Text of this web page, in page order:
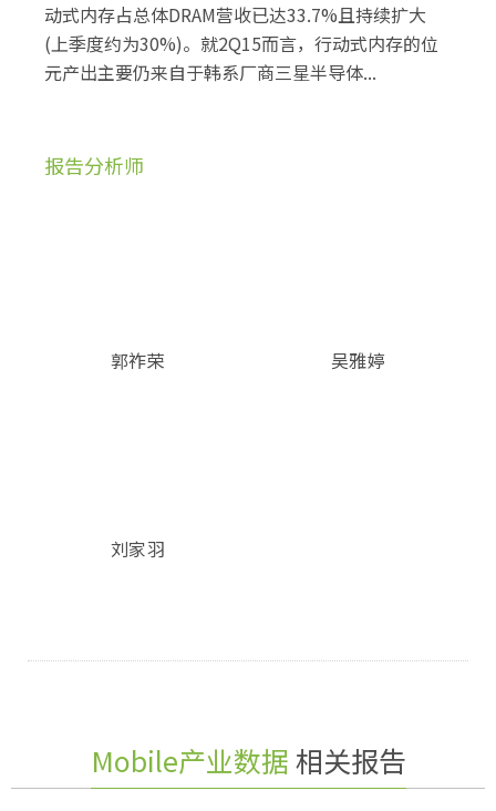
动式内存占总体DRAM营收已达33.7%且持续扩大
(上季度约为30%)。就2Q15而言，行动式内存的位
元产出主要仍来自于韩系厂商三星半导体...
报告分析师
郭祚荣 吴雅婷
刘家羽
Mobile产业数据相关报告